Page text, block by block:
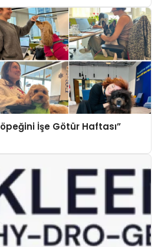
İşe Götür Haftası”